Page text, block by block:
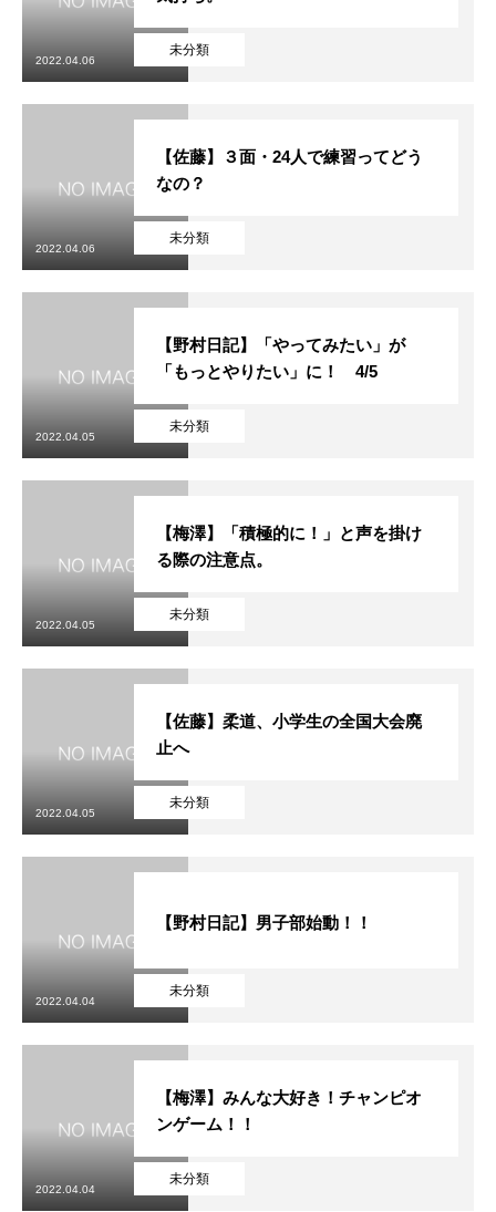
未分類
2022.04.06
未分類
【佐藤】３面・24人で練習ってどう
なの？
2022.04.06
未分類
【野村日記】「やってみたい」が
「もっとやりたい」に！ 4/5
2022.04.05
未分類
【梅澤】「積極的に！」と声を掛け
る際の注意点。
2022.04.05
未分類
【佐藤】柔道、小学生の全国大会廃
止へ
2022.04.05
未分類
【野村日記】男子部始動！！
2022.04.04
未分類
【梅澤】みんな大好き！チャンピオ
ンゲーム！！
2022.04.04